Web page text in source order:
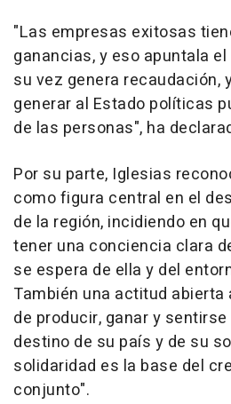
"Las empresas exitosas
ganancias, y eso apuntala
su vez genera recaudación,
generar al Estado políticas
de las personas", ha
Por su parte, Iglesias
como figura central en el
de la región, incidiendo en
tener una conciencia clara
se espera de ella y del
También una actitud abierta
de producir, ganar y
destino de su país y de su
solidaridad es la base del
conjunto".